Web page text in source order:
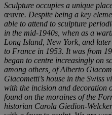
Sculpture occupies a unique
œuvre. Despite being a key
able to attend to sculpture
in the mid-1940s, when as a
Long Island, New York, and
to France in 1953. It was from
began to centre increasingly on
among others, of Alberto
Giacometti’s house in the Swiss
with the incision and decoration
found on the moraines of the
historian Carola Giedion-